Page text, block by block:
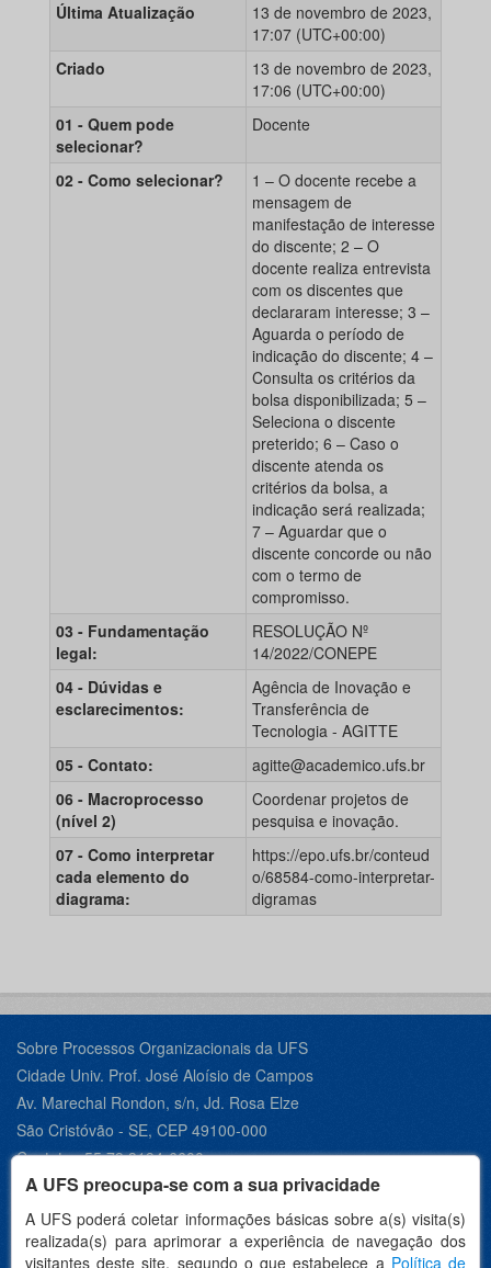
A UFS preocupa-se com a sua privacidade
A UFS poderá coletar informações básicas sobre a(s) visita(s)
realizada(s) para aprimorar a experiência de navegação dos
visitantes deste site, segundo o que estabelece a Política de
Última Atualização
13 de novembro de 2023,
17:07 (UTC+00:00)
Criado
13 de novembro de 2023,
17:06 (UTC+00:00)
01 - Quem pode
selecionar?
Docente
02 - Como selecionar?
1 – O docente recebe a
mensagem de
manifestação de interesse
do discente; 2 – O
docente realiza entrevista
com os discentes que
declararam interesse; 3 –
Aguarda o período de
indicação do discente; 4 –
Consulta os critérios da
bolsa disponibilizada; 5 –
Seleciona o discente
preterido; 6 – Caso o
discente atenda os
critérios da bolsa, a
indicação será realizada;
7 – Aguardar que o
discente concorde ou não
com o termo de
compromisso.
03 - Fundamentação
legal:
RESOLUÇÃO Nº
14/2022/CONEPE
04 - Dúvidas e
esclarecimentos:
Agência de Inovação e
Transferência de
Tecnologia - AGITTE
05 - Contato:
agitte@academico.ufs.br
06 - Macroprocesso
(nível 2)
Coordenar projetos de
pesquisa e inovação.
07 - Como interpretar
cada elemento do
diagrama:
https://epo.ufs.br/conteud
o/68584-como-interpretar-
digramas
Sobre Processos Organizacionais da UFS
Cidade Univ. Prof. José Aloísio de Campos
Av. Marechal Rondon, s/n, Jd. Rosa Elze
São Cristóvão - SE, CEP 49100-000
Contato +55 79 3194-6600
Desenvolvido por: